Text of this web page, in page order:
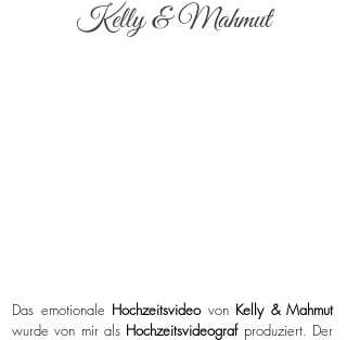
Kelly & Mahmut
Das emotionale Hochzeitsvideovon Kelly & Mahmut
wurde von mir als Hochzeitsvideograf produziert. Der